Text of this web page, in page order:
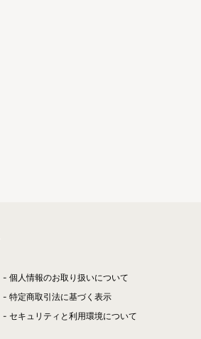
個人情報のお取り扱いについて
特定商取引法に基づく表示
セキュリティと利用環境について